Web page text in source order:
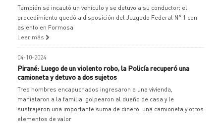
También se incautó un vehículo y se detuvo a su conductor; el
procedimiento quedó a disposición del Juzgado Federal N° 1 con
asiento en Formosa
Leer más
04-10-2024
Pirané: Luego de un violento robo, la Policía recuperó una
camioneta y detuvo a dos sujetos
Tres hombres encapuchados ingresaron a una vivienda,
maniataron a la familia, golpearon al dueño de casa y le
sustrajeron una importante suma de dinero, una camioneta y otros
elementos de valor